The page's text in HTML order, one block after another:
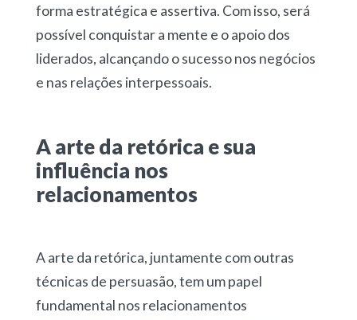
forma estratégica e assertiva. Com isso, será
possível conquistar a mente e o apoio dos
liderados, alcançando o sucesso nos negócios
e nas relações interpessoais.
A arte da retórica e sua
influência nos
relacionamentos
A arte da retórica, juntamente com outras
técnicas de persuasão, tem um papel
fundamental nos relacionamentos